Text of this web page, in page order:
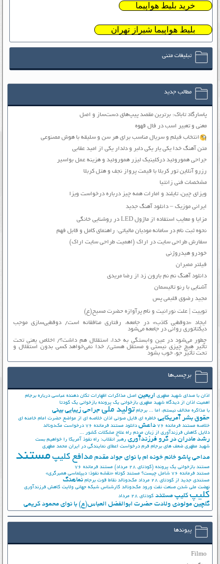
خرید بلیط هواپیما
بلیط هواپیما شیراز تهران
تبلیغات متنی
مطالب جدید
پاسارگاد تاباک: برترین مقصد پیپ‌های دست‌ساز و اصل
معنی و تعبیر اسب در فال قهوه
انتخاب فیلم و سریال مناسب برای هر سن و سلیقه با هوش مصنوعی
متن آهنگ خدا یکی یار یکی دلبر و دلدار یکی از امید عقابی
جراحی هموروئید درکلینیک لیزر هموروئید و هزینه عمل بواسیر
رزرو آنلاین تور کربلا با قیمت پرواز نجف و هتل کربلا
مشخصات فنی زانتیا
ویزای چین، تایلند و امارات همه چیز درباره درخواست ویزا
ایرانی موزیک – دانلود آهنگ جدید
مزایا و معایب استفاده از ماژول LED در روشنایی خانگی
نحوه ثبت نام در سامانه مودیان مالیاتی: راهنمای کامل و قابل فهم
سفارش طراحی سایت در اراک (اهمیت طراحی سایت اراک)
خودرو هیدروژنی
فیلتر ممبران
دانلود آهنگ نم نم بارون زد از رضا مریدی
آشنایی با رنو تالیسمان
مجید رضوی قلبمی پس
توییت | علت نورانیت و نام پرآوازه حضرت مسیح(ع)
ایجاد «دوقطبی کاذب» در جامعه، رفتاری منافقانه است/ دوقطبی‌سازی موجب
دیکتاتوری روانی در جامعه می‌شود
چطور می‌شود در عین وابستگی به خدا، استقلال هم داشت؟/ اخلاص یعنی تحت
تأثیر هیچ چیزی نیستی و مستقل هستی/ خدا نمی‌خواهد کسی بدون استقلال و
تحت تأثیر جوّ، خوب بشود
برچسب‌ها
اذان با صدای شهید مطهری اربعین اصل مذاکرات اظهارات تکان دهنده عباسی درباره برجام
اهمیت اذان از دیدگاه شهید مطهری بازخوانی یک پرونده بازخوانی یک کودتا
با مذاکره مخالف نیستم، اما ... برجام تولید ملی جراحی زیبایی بینی
حقوق بشر آمریکایی خاطره ای فایل صوتی اذان خلاصه ای از مواضع حضرت امام خامنه ای
خلاصه مستند فرمانده 76
داعش دانلود مستند فرمانده 76
درخواست مک‌دونالد
دلایل کاهش فرزندآوری از زبان مردم راه علاج مشکلات کشور ...
رشد مادران در گرو فرزندآوری رهبر انقلاب: راه نفوذ آمریکا را خواهیم بست
شهید مطهری ضعف های برجام فرم درخواست اعطای نمایندگی در ایران محمد مطهری
مداحی پاشو خانم خونه ام با نوای جواد مقدم مدافع کلیپ مستند
مستند بازخوانی یک پرونده (کودتای 28 مرداد)
مستند فرمانده 76
مستند فرمانده 76 شامل چیست؟
مستند کوتاه «نقشه نفوذ؛ دیپلماسی همبرگری»
مستندی جدید از کودتای 28 مرداد
مک‌دونالد نقاط قوت برجام نماهنگ
نهضت ملي شدن صنعت نفت ورود مک‌دونالد کارشناس شبکه جهانی ولایت کاهش فرزندآوری
کلیپ کلیپ مستند کودتای 28 مرداد
گلچین مولودی ولادت حضرت ابوالفضل العباس(ع) با نوای محمود کریمی
پیوندها
Filmo